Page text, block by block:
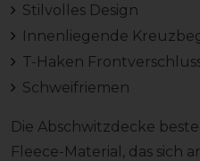
Stilvolles Design
Innenliegende
T-Haken
Schweifriemen
Die Abschwitzdecke
Fleece-Material, das sich